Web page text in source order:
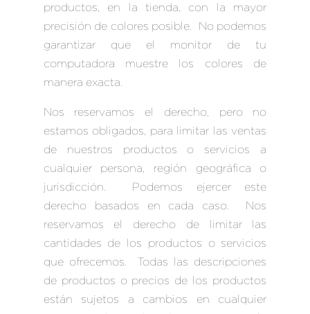
productos, en la tienda, con la mayor
precisión de colores posible. No podemos
garantizar que el monitor de tu
computadora muestre los colores de
manera exacta.
Nos reservamos el derecho, pero no
estamos obligados, para limitar las ventas
de nuestros productos o servicios a
cualquier persona, región geográfica o
jurisdicción. Podemos ejercer este
derecho basados en cada caso. Nos
reservamos el derecho de limitar las
cantidades de los productos o servicios
que ofrecemos. Todas las descripciones
de productos o precios de los productos
están sujetos a cambios en cualquier